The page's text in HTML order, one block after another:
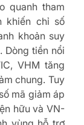
quanh tham
khiến chỉ số
khoản suy
Dòng tiền nổi
VHM tăng
chung. Tuy
mã giảm áp
hữu và VN-